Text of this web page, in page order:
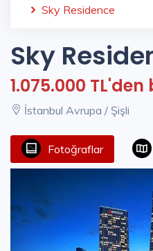
Sky Residence
Sky
1.075.000
İstanbul Avrupa / Şişli
Fotoğraflar